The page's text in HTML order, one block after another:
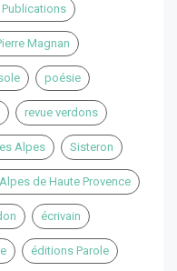
Magnan
poésie
revue verdons
Alpes Sisteron
de Haute Provence
écrivain
éditions Parole